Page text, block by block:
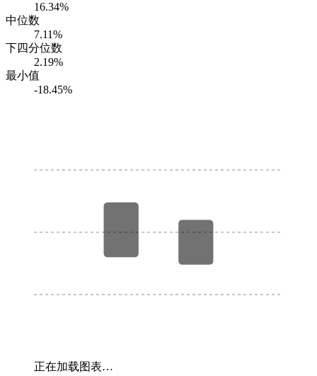
16.34%
中位数
7.11%
下四分位数
2.19%
最小值
-18.45%
正在加载图表…